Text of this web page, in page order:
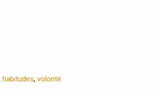
habitudes, volonté